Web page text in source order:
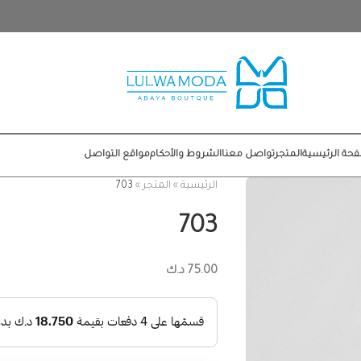
الرئيسيةالمتجرتواصل معناالشروط والأحكاممواقع التواصل
الرئيسية» المتجر »
703
703
75.00 د.ك